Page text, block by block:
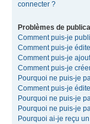
connecter ?
Problèmes de
Comment puis-je
Comment puis-je
Comment puis-je
Comment puis-je
Pourquoi ne puis-je
Comment puis-je
Pourquoi ne puis-je
Pourquoi ne puis-je
Pourquoi ai-je reçu